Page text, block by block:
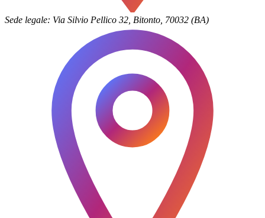
Sede legale: Via Silvio Pellico 32, Bitonto, 70032 (BA)